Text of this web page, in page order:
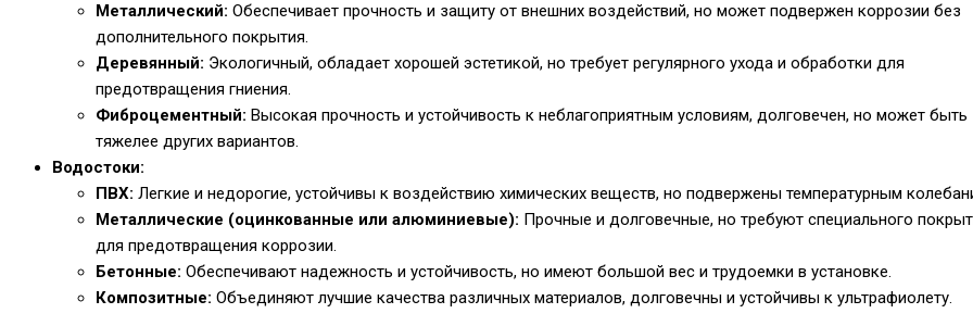
Металлический: Обеспечивает прочность и защиту от внешних воздействий, но может подвержен коррозии без
дополнительного покрытия.
Деревянный: Экологичный, обладает хорошей эстетикой, но требует регулярного ухода и обработки для
предотвращения гниения.
Фиброцементный: Высокая прочность и устойчивость к неблагоприятным условиям, долговечен, но может быть
тяжелее других вариантов.
Водостоки:
ПВХ: Легкие и недорогие, устойчивы к воздействию химических веществ, но подвержены температурным
Металлические (оцинкованные или алюминиевые): Прочные и долговечные, но требуют специального
для предотвращения коррозии.
Бетонные: Обеспечивают надежность и устойчивость, но имеют большой вес и трудоемки в установке.
Композитные: Объединяют лучшие качества различных материалов, долговечны и устойчивы к ультрафиолету.